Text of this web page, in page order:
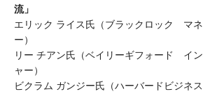
流」
エリック ライス氏（ブラックロック マ
ー）
リー チアン氏（ベイリーギフォード イ
ャー）
ビクラム ガンジー氏（ハーバードビジネ